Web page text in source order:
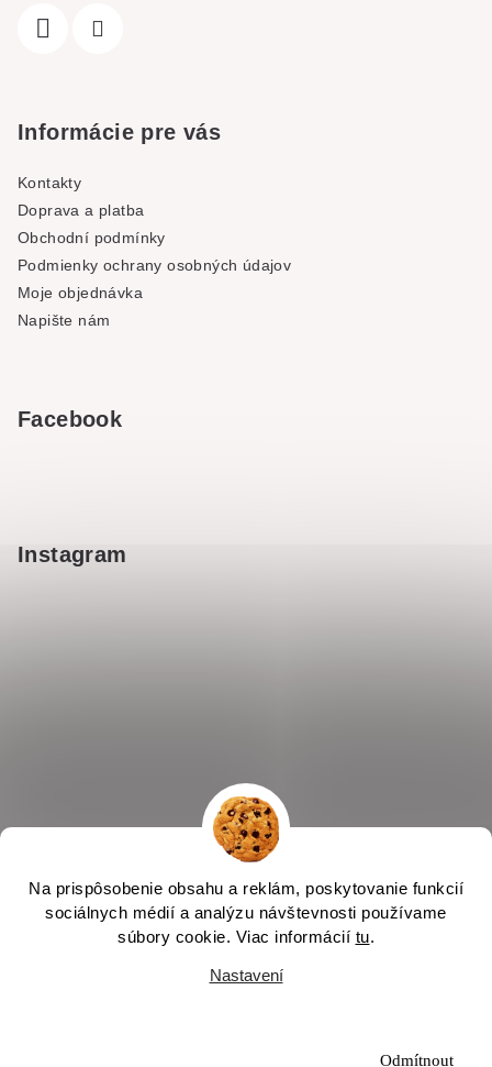
Na prispôsobenie obsahu a reklám, poskytovanie funkcií
sociálnych médií a analýzu návštevnosti používame
súbory cookie. Viac informácií tu.
Nastavení
Odmítnout
Informácie pre vás
Kontakty
Doprava a platba
Obchodní podmínky
Podmienky ochrany osobných údajov
Moje objednávka
Napište nám
Facebook
Instagram